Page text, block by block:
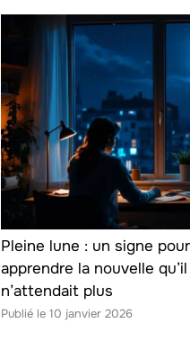
Pleine lune : un signe
apprendre la nouvelle qu’il
n’attendait plus
10 janvier 2026